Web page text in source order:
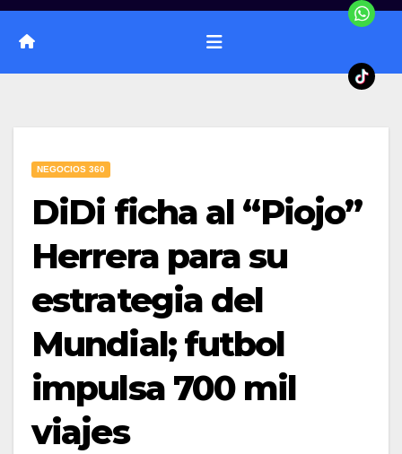
NEGOCIOS 360
DiDi ficha al “Piojo”
Herrera para su
estrategia del
Mundial; futbol
impulsa 700 mil
viajes